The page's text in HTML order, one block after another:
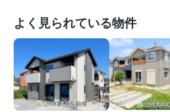
よく見られている物件